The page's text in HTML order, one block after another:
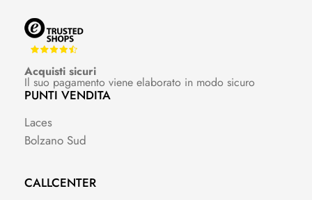
Acquisti sicuri
Il suo pagamento viene elaborato in modo sicuro
PUNTI VENDITA
Laces
Bolzano Sud
CALLCENTER